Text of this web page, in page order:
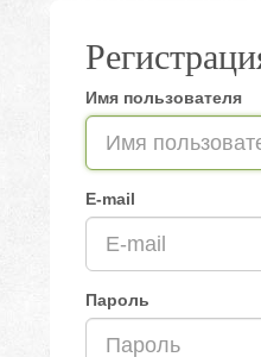
Имя пользователя
E-mail
Пароль